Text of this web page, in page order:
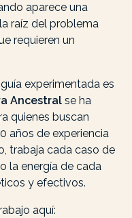
aparece una
raíz del problema
requieren un
experimentada es
Ancestral se ha
quienes buscan
años de experiencia
trabaja cada caso de
la energía de cada
y efectivos.
aquí: